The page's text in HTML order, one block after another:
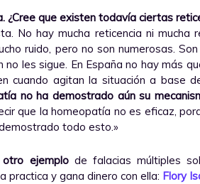
¿Cree que existen todavía ciertas
No hay mucha reticencia ni mucha
ruido, pero no son numerosas.
no les sigue. En España no hay más
cuando agitan la situación a base
no ha demostrado aún su
que la homeopatía no es eficaz,
todo esto.»
otro ejemplode falacias múltiples
practica y gana dinero con ella: Flory